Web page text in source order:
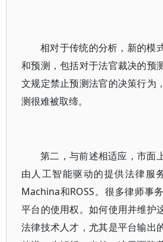
相对于传统的分析，新的模
和预测，包括对于法官裁决的预
文规定禁止预测法官的决策行为
测很难被取缔。
第二，与前述相适应，市面
由人工智能驱动的提供法律服
Machina和ROSS。很多律师事
平台的使用权。如何使用并维护
法律技术人才，尤其是平台输出